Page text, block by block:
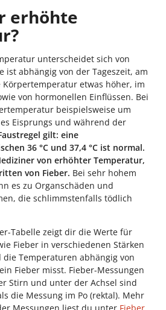
erhöhte
unterscheidet sich von
ist abhängig von der Tageszeit, am
etwas höher, im
von hormonellen Einflüssen. Bei
beispielsweise um
Eisprungs und während der
gilt: eine
36 °C und 37,4 °C ist normal.
von erhöhter Temperatur,
von Fieber. Bei sehr hohem
es zu Organschäden und
die schlimmstenfalls tödlich
Tabelle zeigt dir die Werte für
Fieber in verschiedenen Stärken
Temperaturen abhängig von
Fieber misst. Fieber-Messungen
Stirn und unter der Achsel sind
die Messung im Po (rektal). Mehr